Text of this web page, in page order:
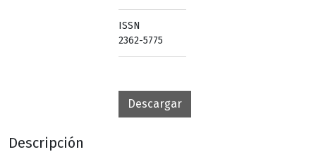
ISSN
2362-5775
Descargar
Descripción